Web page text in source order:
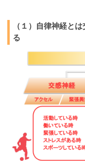
（１）自律神経と
る